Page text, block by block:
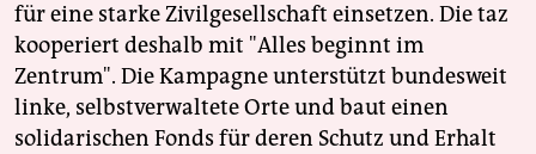
für eine starke Zivilgesellschaft einsetzen. Die taz
kooperiert deshalb mit "Alles beginnt im
Zentrum". Die Kampagne unterstützt bundesweit
linke, selbstverwaltete Orte und baut einen
solidarischen Fonds für deren Schutz und Erhalt